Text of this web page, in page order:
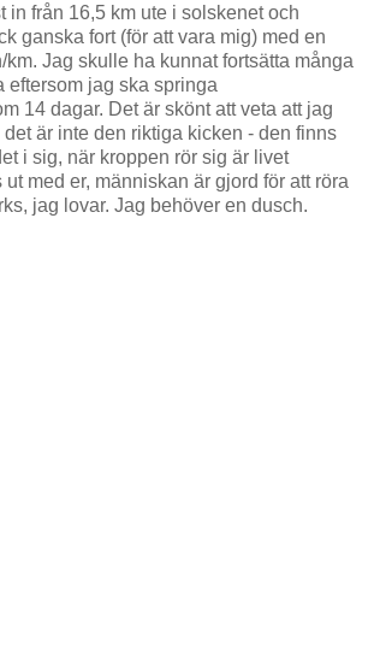
in från 16,5 km ute i solskenet och
ganska fort (för att vara mig) med en
Jag skulle ha kunnat fortsätta många
eftersom jag ska springa
14 dagar. Det är skönt att veta att jag
det är inte den riktiga kicken - den finns
i sig, när kroppen rör sig är livet
med er, människan är gjord för att röra
jag lovar. Jag behöver en dusch.